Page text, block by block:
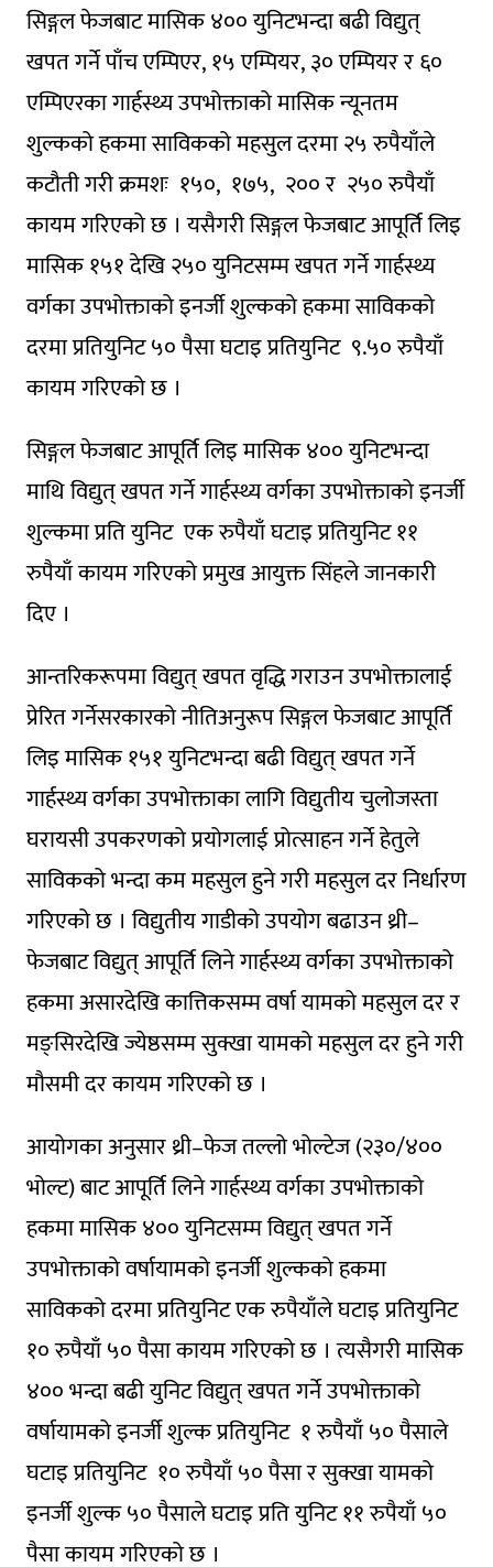
सिङ्गल फेजबाट मासिक ४०० युनिटभन्दा बढी विद्युत्
खपत गर्ने पाँच एम्पिएर, १५ एम्पियर, ३० एम्पियर र ६०
एम्पिएरका गार्हस्थ्य उपभोक्ताको मासिक न्यूनतम
शुल्कको हकमा साविकको महसुल दरमा २५ रुपैयाँले
कटौती गरी क्रमशः १५०, १७५, २०० र २५० रुपैयाँ
कायम गरिएको छ । यसैगरी सिङ्गल फेजबाट आपूर्ति लिइ
मासिक १५१ देखि २५० युनिटसम्म खपत गर्ने गार्हस्थ्य
वर्गका उपभोक्ताको इनर्जी शुल्कको हकमा साविकको
दरमा प्रतियुनिट ५० पैसा घटाइ प्रतियुनिट ९.५० रुपैयाँ
कायम गरिएको छ ।
सिङ्गल फेजबाट आपूर्ति लिइ मासिक ४०० युनिटभन्दा
माथि विद्युत् खपत गर्ने गार्हस्थ्य वर्गका उपभोक्ताको इनर्जी
शुल्कमा प्रति युनिट एक रुपैयाँ घटाइ प्रतियुनिट ११
रुपैयाँ कायम गरिएको प्रमुख आयुक्त सिंहले जानकारी
दिए ।
आन्तरिकरूपमा विद्युत् खपत वृद्धि गराउन उपभोक्तालाई
प्रेरित गर्नेसरकारको नीतिअनुरूप सिङ्गल फेजबाट आपूर्ति
लिइ मासिक १५१ युनिटभन्दा बढी विद्युत् खपत गर्ने
गार्हस्थ्य वर्गका उपभोक्ताका लागि विद्युतीय चुलोजस्ता
घरायसी उपकरणको प्रयोगलाई प्रोत्साहन गर्ने हेतुले
साविकको भन्दा कम महसुल हुने गरी महसुल दर निर्धारण
गरिएको छ । विद्युतीय गाडीको उपयोग बढाउन थ्री–
फेजबाट विद्युत् आपूर्ति लिने गार्हस्थ्य वर्गका उपभोक्ताको
हकमा असारदेखि कात्तिकसम्म वर्षा यामको महसुल दर र
मङ्सिरदेखि ज्येष्ठसम्म सुक्खा यामको महसुल दर हुने गरी
मौसमी दर कायम गरिएको छ ।
आयोगका अनुसार थ्री–फेज तल्लो भोल्टेज (२३०/४००
भोल्ट) बाट आपूर्ति लिने गार्हस्थ्य वर्गका उपभोक्ताको
हकमा मासिक ४०० युनिटसम्म विद्युत् खपत गर्ने
उपभोक्ताको वर्षायामको इनर्जी शुल्कको हकमा
साविकको दरमा प्रतियुनिट एक रुपैयाँले घटाइ प्रतियुनिट
१० रुपैयाँ ५० पैसा कायम गरिएको छ । त्यसैगरी मासिक
४०० भन्दा बढी युनिट विद्युत् खपत गर्ने उपभोक्ताको
वर्षायामको इनर्जी शुल्क प्रतियुनिट १ रुपैयाँ ५० पैसाले
घटाइ प्रतियुनिट १० रुपैयाँ ५० पैसा र सुक्खा यामको
इनर्जी शुल्क ५० पैसाले घटाइ प्रति युनिट ११ रुपैयाँ ५०
पैसा कायम गरिएको छ ।